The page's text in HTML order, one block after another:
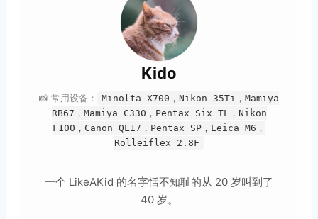
Kido
📸 常用设备：
Minolta X700，Nikon 35Ti，Mamiya
RB67，Mamiya C330，Pentax Six TL，Nikon
F100，Canon QL17，Pentax SP，Leica M6，
Rolleiflex 2.8F
一个 LikeAKid 的名字恬不知耻的从 20 岁叫到了
40 岁。